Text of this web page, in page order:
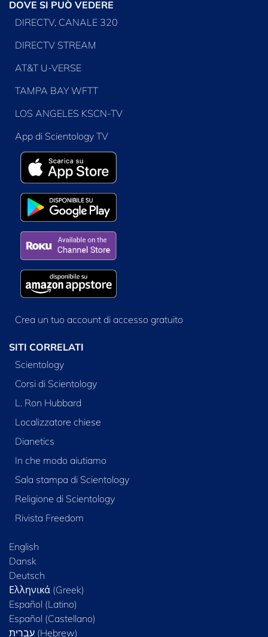
DOVE SI PUÒ VEDERE
DIRECTV, CANALE 320
DIRECTV STREAM
AT&T U-VERSE
TAMPA BAY WFTT
LOS ANGELES KSCN-TV
App di Scientology TV
Crea un tuo account di accesso gratuito
SITI CORRELATI
Scientology
Corsi di Scientology
L. Ron Hubbard
Localizzatore chiese
Dianetics
In che modo aiutiamo
Sala stampa di Scientology
Religione di Scientology
Rivista Freedom
English
Dansk
Deutsch
Ελληνικά (Greek)
Español (Latino)
Español (Castellano)